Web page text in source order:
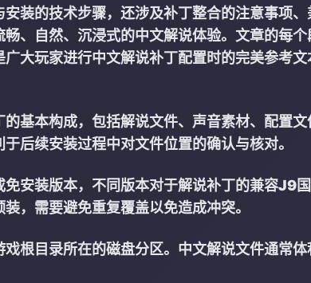
装的技术步骤，还涉及补丁整合的注意事项、
、自然、沉浸式的中文解说体验。文章的每个
大玩家进行中文解说补丁配置时的完美参考文
基本构成，包括解说文件、声音素材、配置文
后续安装过程中对文件位置的确认与核对。
安装版本，不同版本对于解说补丁的兼容J9
，需要避免重复覆盖以免造成冲突。
根目录所在的磁盘分区。中文解说文件通常体